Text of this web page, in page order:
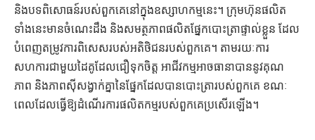
និងបទពិសោធន៍របស់ពួកគេនៅក្នុងឧស្សាហកម្មនេះ។ ក្រុមហ៊ុនផលិត
ទាំងនេះមានចំណេះដឹង និងសមត្ថភាពផលិតផ្នែកបោះត្រាផ្ទាល់ខ្លួន ដែល
បំពេញតម្រូវការពិសេសរបស់អតិថិជនរបស់ពួកគេ។ តាមរយៈការ
សហការជាមួយដៃគូដែលជឿទុកចិត្ត អាជីវកម្មអាចធានាបាននូវគុណ
ភាព និងភាពស៊ីសង្វាក់គ្នានៃផ្នែកដែលបានបោះត្រារបស់ពួកគេ ខណៈ
ពេលដែលធ្វើឱ្យដំណើរការផលិតកម្មរបស់ពួកគេប្រសើរឡើង។